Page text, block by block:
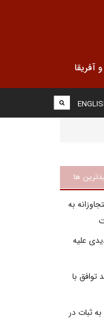
آفریقا
ها
به
علیه
با
ثبات در